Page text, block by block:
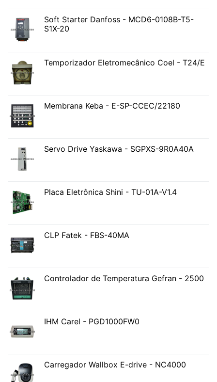
Soft Starter Danfoss - MCD6-0108B-T5-
S1X-20
Temporizador Eletromecânico Coel - T24/E
Membrana Keba - E-SP-CCEC/22180
Servo Drive Yaskawa - SGPXS-9R0A40A
Placa Eletrônica Shini - TU-01A-V1.4
CLP Fatek - FBS-40MA
Controlador de Temperatura Gefran - 2500
IHM Carel - PGD1000FW0
Carregador Wallbox E-drive - NC4000